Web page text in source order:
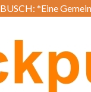
*Eine